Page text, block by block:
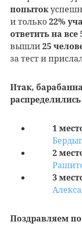
попыток
и только22%
ответить на все
вышли25
за тест и
Итак,
1
2
3
Поздравляем